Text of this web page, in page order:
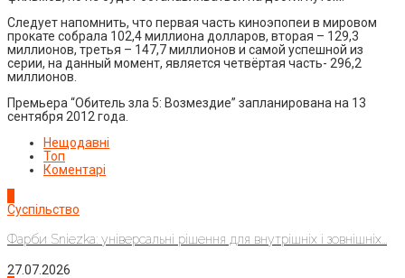
Следует напомнить, что первая часть киноэпопеи в мировом
прокате собрала 102,4 миллиона долларов, вторая – 129,3
миллионов, третья – 147,7 миллионов и самой успешной из
серии, на данный момент, является четвёртая часть- 296,2
миллионов.
Премьера “Обитель зла 5: Возмездие” запланирована на 13
сентября 2012 года.
Нещодавні
Топ
Коментарі
Суспільство
Фарби Sniezka: універсальні рішення для внутрішніх і зовнішніх...
27.07.2026